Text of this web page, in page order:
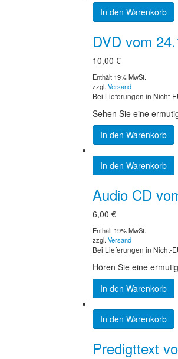
In den Warenkorb
DVD vom
10,00 €
Enthält 19% MwSt.
zzgl. Versand
Bei Lieferungen in Nicht-
Sehen Sie eine
In den Warenkorb
In den Warenkorb
Audio CD
6,00 €
Enthält 19% MwSt.
zzgl. Versand
Bei Lieferungen in Nicht-
Hören Sie eine
In den Warenkorb
In den Warenkorb
Predigttext